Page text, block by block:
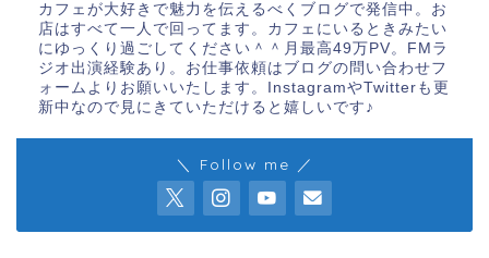
カフェが大好きで魅力を伝えるべくブログで発信中。お
店はすべて一人で回ってます。カフェにいるときみたい
にゆっくり過ごしてください＾＾月最高49万PV。FMラ
ジオ出演経験あり。お仕事依頼はブログの問い合わせフ
ォームよりお願いいたします。InstagramやTwitterも更
新中なので見にきていただけると嬉しいです♪
＼ Follow me ／